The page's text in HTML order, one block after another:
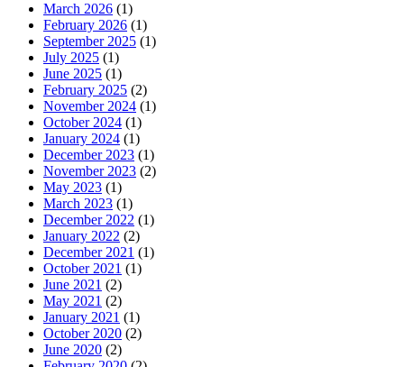
March 2026 (1)
February 2026 (1)
September 2025 (1)
July 2025 (1)
June 2025 (1)
February 2025 (2)
November 2024 (1)
October 2024 (1)
January 2024 (1)
December 2023 (1)
November 2023 (2)
May 2023 (1)
March 2023 (1)
December 2022 (1)
January 2022 (2)
December 2021 (1)
October 2021 (1)
June 2021 (2)
May 2021 (2)
January 2021 (1)
October 2020 (2)
June 2020 (2)